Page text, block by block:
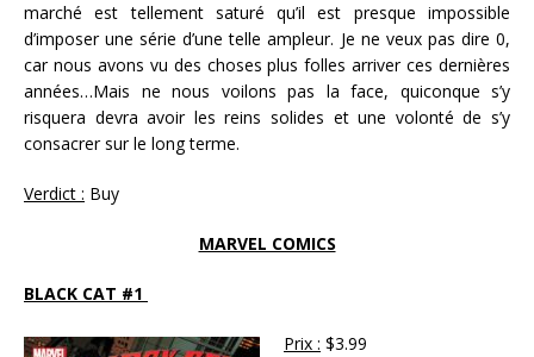
marché est tellement saturé qu’il est presque impossible
d’imposer une série d’une telle ampleur. Je ne veux pas dire 0,
car nous avons vu des choses plus folles arriver ces dernières
années…Mais ne nous voilons pas la face, quiconque s’y
risquera devra avoir les reins solides et une volonté de s’y
consacrer sur le long terme.
Verdict : Buy
MARVEL COMICS
BLACK CAT #1
Prix : $3.99